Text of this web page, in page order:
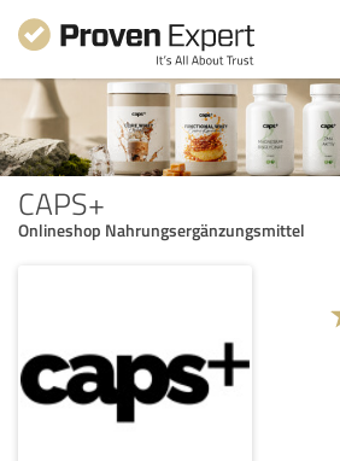
CAPS+
Onlineshop Nahrungsergänzungsmittel